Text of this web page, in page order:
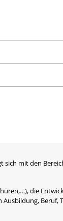
sich mit den
die
Beruf,